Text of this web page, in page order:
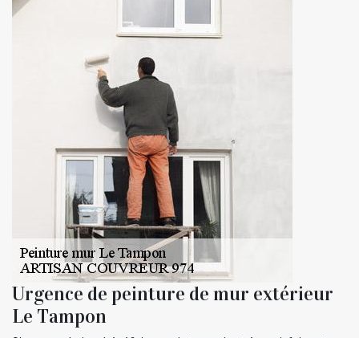
Urgence de peinture de mur extérieur
Le Tampon